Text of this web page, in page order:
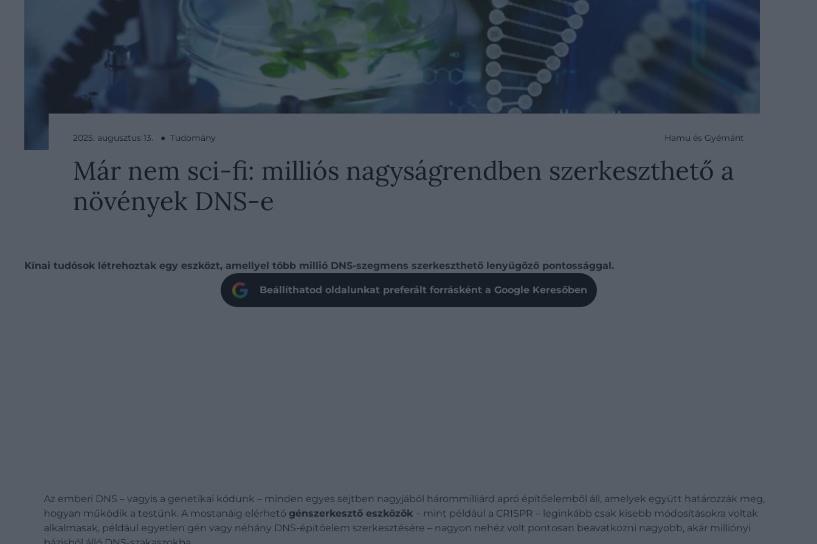
2025. augusztus 13. ● Tudomány Hamu és Gyémánt
Már nem sci-fi: milliós nagyságrendben szerkeszthető a
növények DNS-e
Kínai tudósok létrehoztak egy eszközt, amellyel több millió DNS-szegmens szerkeszthető lenyűgöző pontossággal.
Beállíthatod oldalunkat preferált forrásként a Google Keresőben
Az emberi DNS – vagyis a genetikai kódunk – minden egyes sejtben nagyjából hárommilliárd apró építőelemből áll, amelyek együtt határozzák meg,
hogyan működik a testünk. A mostanáig elérhető génszerkesztő eszközök – mint például a CRISPR – leginkább csak kisebb módosításokra voltak
alkalmasak, például egyetlen gén vagy néhány DNS-építőelem szerkesztésére – nagyon nehéz volt pontosan beavatkozni nagyobb, akár milliónyi